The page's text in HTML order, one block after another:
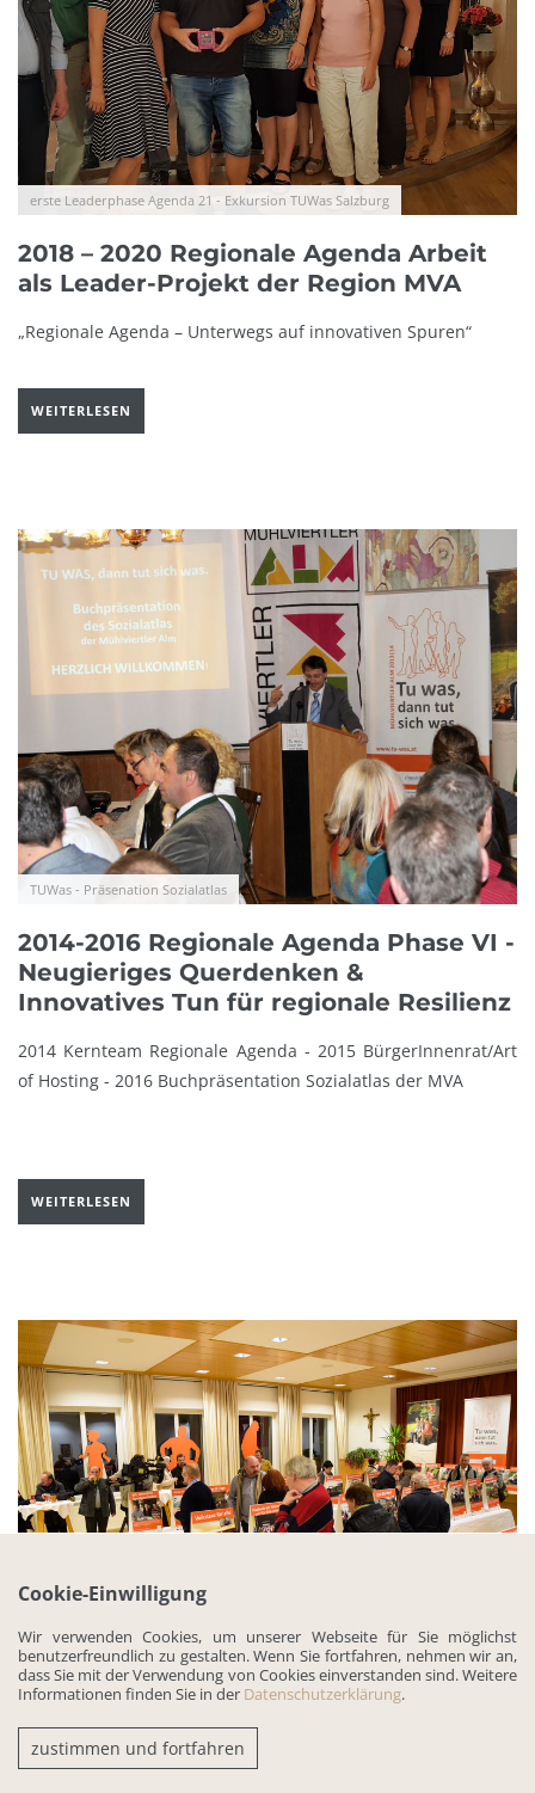
Cookie-Einwilligung
Wir verwenden Cookies, um unserer Webseite für Sie möglichst
benutzerfreundlich zu gestalten. Wenn Sie fortfahren, nehmen wir an,
dass Sie mit der Verwendung von Cookies einverstanden sind. Weitere
Informationen finden Sie in der Datenschutzerklärung.
zustimmen und fortfahren
erste Leaderphase Agenda 21 - Exkursion TUWas Salzburg
2018 – 2020 Regionale Agenda Arbeit
als Leader-Projekt der Region MVA
„Regionale Agenda – Unterwegs auf innovativen Spuren“
WEITERLESEN
TUWas - Präsenation Sozialatlas
2014-2016 Regionale Agenda Phase VI -
Neugieriges Querdenken &
Innovatives Tun für regionale Resilienz
2014 Kernteam Regionale Agenda - 2015 BürgerInnenrat/Art
of Hosting - 2016 Buchpräsentation Sozialatlas der MVA
WEITERLESEN
TUWas, dann tut sich was - Abschluss
Die Mühlviertler Alm ist „Tu was“
Region